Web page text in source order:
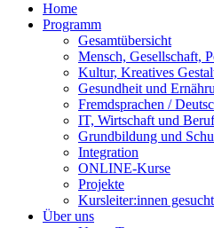
Home
Programm
Gesamtübersicht
Mensch, Gesellschaft,
Kultur, Kreatives
Gesundheit und
Fremdsprachen /
IT, Wirtschaft und Beruf
Grundbildung und
Integration
ONLINE-Kurse
Projekte
Kursleiter:innen
Über uns